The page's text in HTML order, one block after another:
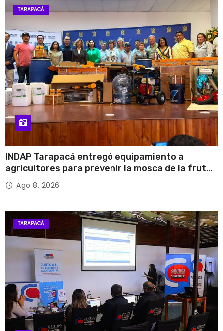
TARAPACÁ
INDAP Tarapacá entregó equipamiento a
agricultores para prevenir la mosca de la fruta
en Pica
Ago 8, 2026
TARAPACÁ